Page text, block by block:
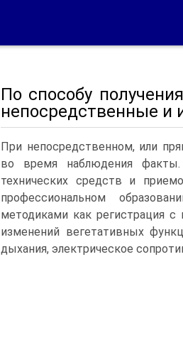
По способу
непосредственные и
При непосредственном, или
во время наблюдения факты.
технических средств и
профессиональном
методиками как регистрация
изменений вегетативных
дыхания, электрическое